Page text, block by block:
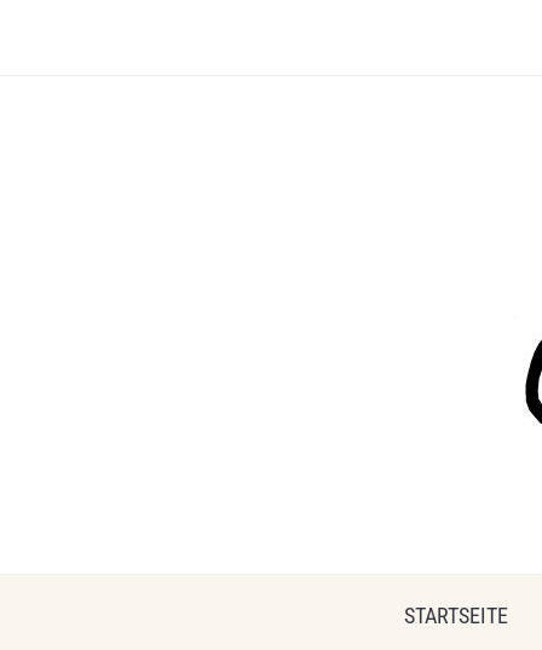
STARTSEITE